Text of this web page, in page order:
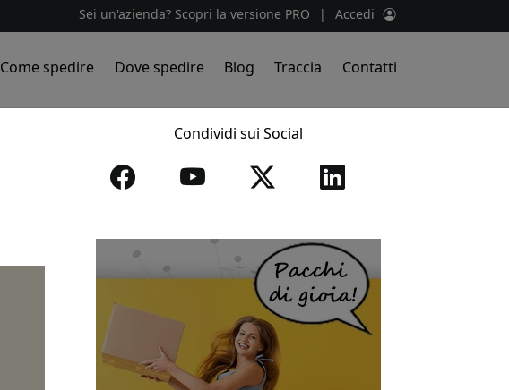
Sei un'azienda? Scopri la versione PRO | Accedi
Come spedire Dove spedire Blog Traccia Contatti
Condividi sui Social